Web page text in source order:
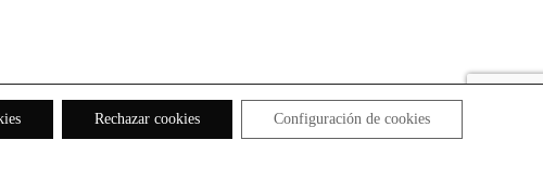
Rechazar cookies Configuración de cookies